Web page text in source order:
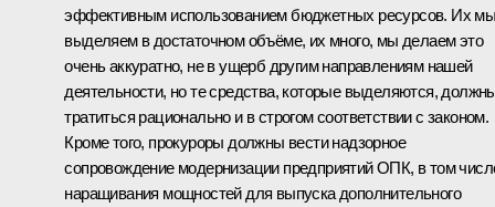
эффективным использованием бюджетных ресурсов. Их
выделяем в достаточном объёме, их много, мы делаем это
очень аккуратно, не в ущерб другим направлениям нашей
деятельности, но те средства, которые выделяются,
тратиться рационально и в строгом соответствии с законом.
Кроме того, прокуроры должны вести надзорное
сопровождение модернизации предприятий ОПК, в том
наращивания мощностей для выпуска дополнительного